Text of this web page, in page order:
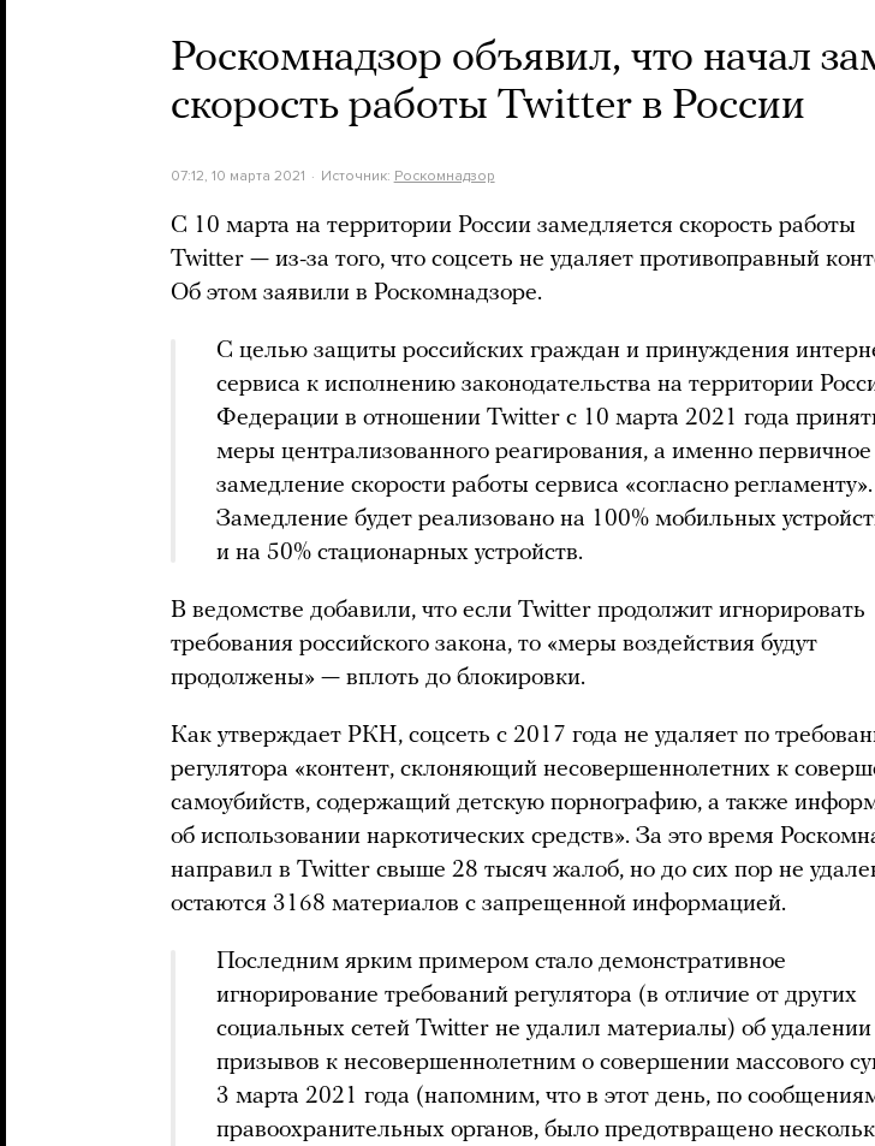
Роскомнадзор объявил, что начал
скорость работы Twitter в России
07:12, 10 марта 2021 Источник: Роскомнадзор
С 10 марта на территории России замедляется скорость работы
Twitter — из-за того, что соцсеть не удаляет противоправный
Об этом заявили в Роскомнадзоре.
С целью защиты российских граждан и принуждения
сервиса к исполнению законодательства на территории
Федерации в отношении Twitter с 10 марта 2021 года
меры централизованного реагирования, а именно первичное
замедление скорости работы сервиса «согласно регламенту».
Замедление будет реализовано на 100% мобильных
и на 50% стационарных устройств.
В ведомстве добавили, что если Twitter продолжит игнорировать
требования российского закона, то «меры воздействия будут
продолжены» — вплоть до блокировки.
Как утверждает РКН, соцсеть с 2017 года не удаляет по
регулятора «контент, склоняющий несовершеннолетних к
самоубийств, содержащий детскую порнографию, а также
об использовании наркотических средств». За это время
направил в Twitter свыше 28 тысяч жалоб, но до сих пор не
остаются 3168 материалов с запрещенной информацией.
Последним ярким примером стало демонстративное
игнорирование требований регулятора (в отличие от других
социальных сетей Twitter не удалил материалы) об удалении
призывов к несовершеннолетним о совершении массового
3 марта 2021 года (напомним, что в этот день, по
правоохранительных органов, было предотвращено